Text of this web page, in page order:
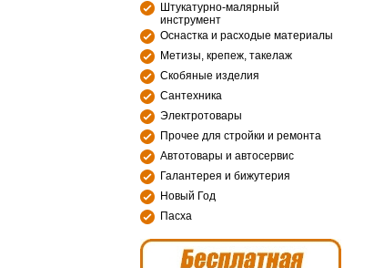
Штукатурно-малярный
инструмент
Оснастка и расходые материалы
Метизы, крепеж, такелаж
Скобяные изделия
Сантехника
Электротовары
Прочее для стройки и ремонта
Автотовары и автосервис
Галантерея и бижутерия
Новый Год
Пасха